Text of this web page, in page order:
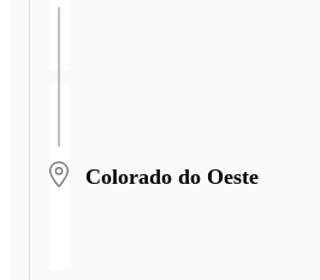
Colorado do Oeste